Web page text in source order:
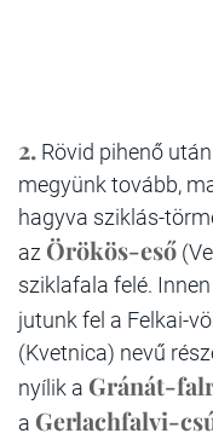
2. Rövid pihenő
megyünk tovább,
hagyva sziklás-
az Örökös-eső
sziklafala felé.
jutunk fel a Felkai-
(Kvetnica) nevű
nyílik a Gránát-
a Gerlachfalvi-